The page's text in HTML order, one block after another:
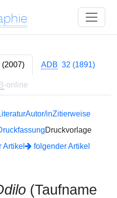
(2007) ADB 32 (1891)
-online
Autor/inZitierweise
Druckvorlage
Artikel folgender Artikel
(Taufname